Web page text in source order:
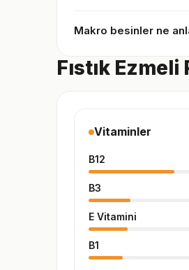
Makro besinler ne
Fıstık
Vitaminler
B12
B3
E Vitamini
B1